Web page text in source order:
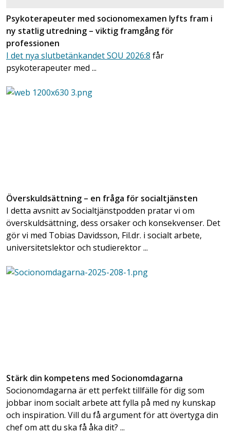
Psykoterapeuter med socionomexamen lyfts fram i
ny statlig utredning – viktig framgång för
professionen
I det nya slutbetänkandet SOU 2026:8 får
psykoterapeuter med ...
Överskuldsättning – en fråga för socialtjänsten
I detta avsnitt av Socialtjänstpodden pratar vi om
överskuldsättning, dess orsaker och konsekvenser. Det
gör vi med Tobias Davidsson, Fil.dr. i socialt arbete,
universitetslektor och studierektor ...
Stärk din kompetens med Socionomdagarna
Socionomdagarna är ett perfekt tillfälle för dig som
jobbar inom socialt arbete att fylla på med ny kunskap
och inspiration. Vill du få argument för att övertyga din
chef om att du ska få åka dit? ...